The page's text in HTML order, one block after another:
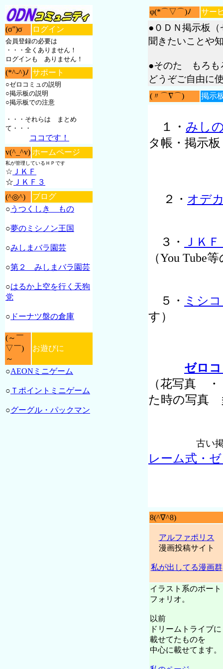
(σ'')σ ログイン
会員登録の必要は
・・・全くありません！
ログインも ありません！
(*^-^)ﾉ サポート
○ゼロコミュの説明
○掲示板の説明
○掲示板での注意
・・・それらは まとめ
て・・・
ココです！
v(^_^v) ホームページ
私が管理しているＨＰです
☆ ＪＫＦ
☆ ＪＫＦ３
(^◎^)
ブログ
○ うつくしき もの
○夢のミシノン王国
○みしまバラ園芸
○第２ みしまバラ園芸
○はるか上空を行く天狗
党
○ ドーナツ盤の倉庫
(～￣
▽￣)
～
お遊びに
○AEONミニゲーム
○ Ｔポイントミニゲーム
○グーグル・パックマン
φ(*⌒▽⌒)ﾉ サー
●０ＤＮ掲示板
聞きたいことや
●そのた もろも
どうぞご自由に
(〃⌒∇⌒)ゞ 掲示
１・ みし
タ帳・掲示
２・ オデ
３・
ＪＫ
（You Tube
５・ ミシ
す）
ゼロ
（花写真
た時の写真
古い
レーム式・
8(^∇^8)
アルファポリス
漫画投稿サイト
私が出してる漫画群
イラスト系のポート
フォリオ。
以前
ドリームトライブに
載せてたものを
中心に載せてます。